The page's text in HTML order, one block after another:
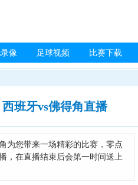
像 足球视频 比赛下载
班牙vs佛得角直播
为您带来一场精彩的比赛，零点
，在直播结束后会第一时间送上